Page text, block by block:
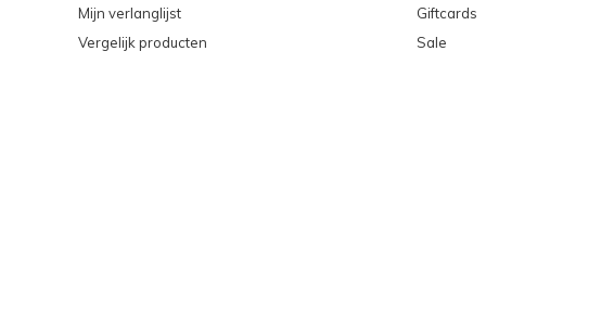
Mijn verlanglijst
Vergelijk producten
Giftcards
Sale